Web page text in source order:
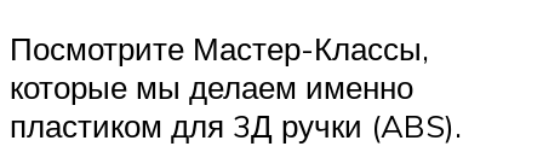
Посмотрите Мастер-Классы,
которые мы делаем именно
пластиком для 3Д ручки (ABS).